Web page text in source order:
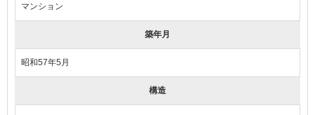
マンション
築年月
昭和57年5月
構造